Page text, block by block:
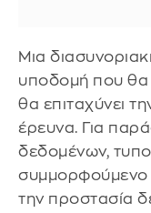
Μια
υποδομή που θα
θα επιταχύνει
έρευνα. Για
δεδομένων,
συμμορφούμενο
την προστασία